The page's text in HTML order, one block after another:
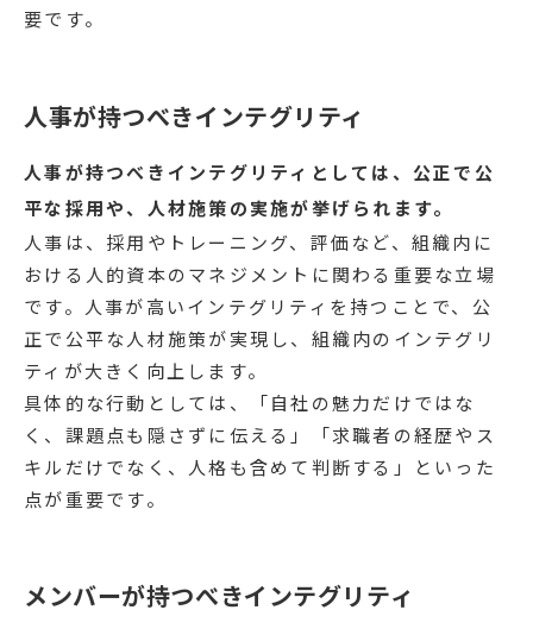
要です。
人事が持つべきインテグリティ
人事が持つべきインテグリティとしては、公正で公
平な採用や、人材施策の実施が挙げられます。
人事は、採用やトレーニング、評価など、組織内に
おける人的資本のマネジメントに関わる重要な立場
です。人事が高いインテグリティを持つことで、公
正で公平な人材施策が実現し、組織内のインテグリ
ティが大きく向上します。
具体的な行動としては、「自社の魅力だけではな
く、課題点も隠さずに伝える」「求職者の経歴やス
キルだけでなく、人格も含めて判断する」といった
点が重要です。
メンバーが持つべきインテグリティ